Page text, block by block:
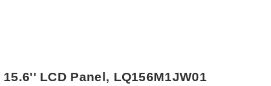
15.6'' LCD Panel, LQ156M1JW01